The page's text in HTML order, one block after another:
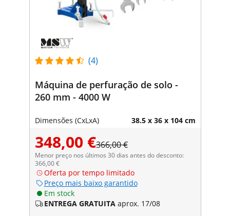
(4)
Máquina de perfuração de solo -
260 mm - 4000 W
Dimensões (CxLxA) 38.5 x 36 x 104 cm
348,00 €366,00 €
Menor preço nos últimos 30 dias antes do desconto:
366,00 €
Oferta por tempo limitado
Preço mais baixo garantido
Em stock
ENTREGA GRATUITA aprox. 17/08